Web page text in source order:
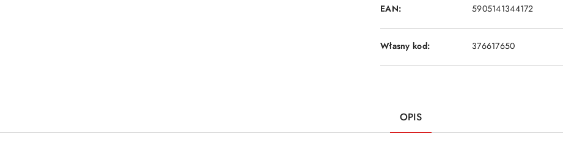
EAN: 5905141344172
Własny kod: 376617650
OPIS